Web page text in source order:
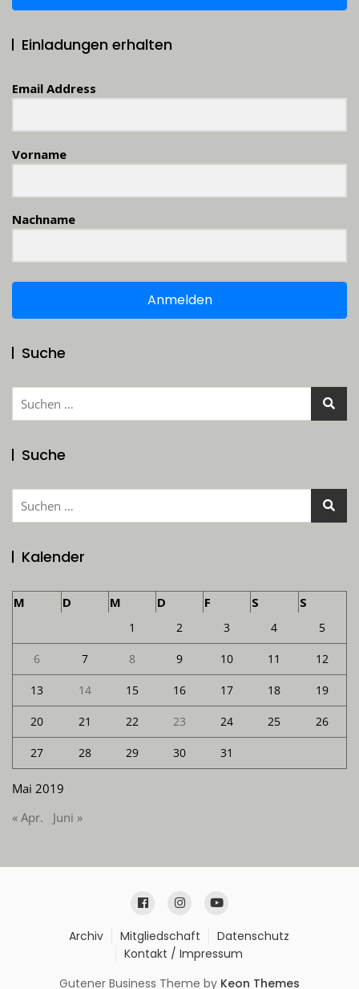
Einladungen erhalten
Email Address
Vorname
Nachname
Anmelden
Suche
Suchen
Suche
Suchen
Kalender
Mai 2019
M D M D F S S
1 2 3 4 5
6 7 8 9 10 11 12
13 14 15 16 17 18 19
20 21 22 23 24 25 26
27 28 29 30 31
« Apr. Juni »
Archiv Mitgliedschaft
Datenschutz
Kontakt / Impressum
Gutener Business Theme by Keon Themes